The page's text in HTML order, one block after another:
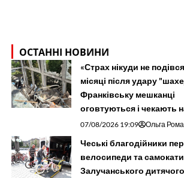
ОСТАННІ НОВИНИ
«Страх нікуди не
місяці після удару
Франківську мешканці
оговтуються і чекають
07/08/2026 19:09 Ольга
Чеські благодійники
велосипеди та
Залучанського дитячого